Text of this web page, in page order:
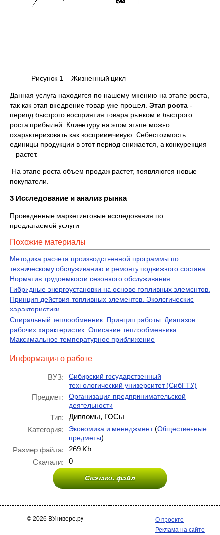
Рисунок 1 – Жизненный цикл
Данная услуга находится по нашему мнению на этапе роста,
так как этап внедрение товар уже прошел. Этап роста -
период быстрого восприятия товара рынком и быстрого
роста прибылей. Клиентуру на этом этапе можно
охарактеризовать как восприимчивую. Себестоимость
единицы продукции в этот период снижается, а конкуренция
– растет.
На этапе роста объем продаж растет, появляются новые
покупатели.
3 Исследование и анализ рынка
Проведенные маркетинговые исследования по
предлагаемой услуги
Похожие материалы
Методика расчета производственной программы по
техническому oбcлуживанию и peмонту подвижного состава.
Норматив трудоемкости сезонного обслуживания
Гибридные энергоустановки на основе топливных элементов.
Принцип действия топливных элементов. Экологические
характеристики
Спиральный теплообменник. Принцип работы. Диапазон
рабочих характеристик. Описание теплообменника.
Максимальное температурное приближение
Информация о работе
ВУЗ:
Сибирский государственный
технологический университет (СибГТУ)
Предмет:
Организация предпринимательской
деятельности
Тип:
Дипломы, ГОСы
Категория:
Экономика и менеджмент(Общественные
предметы)
Размер файла:
269 Kb
Скачали:
0
Скачать файл
© 2026 ВУнивере.ру
О проекте
Реклама на сайте